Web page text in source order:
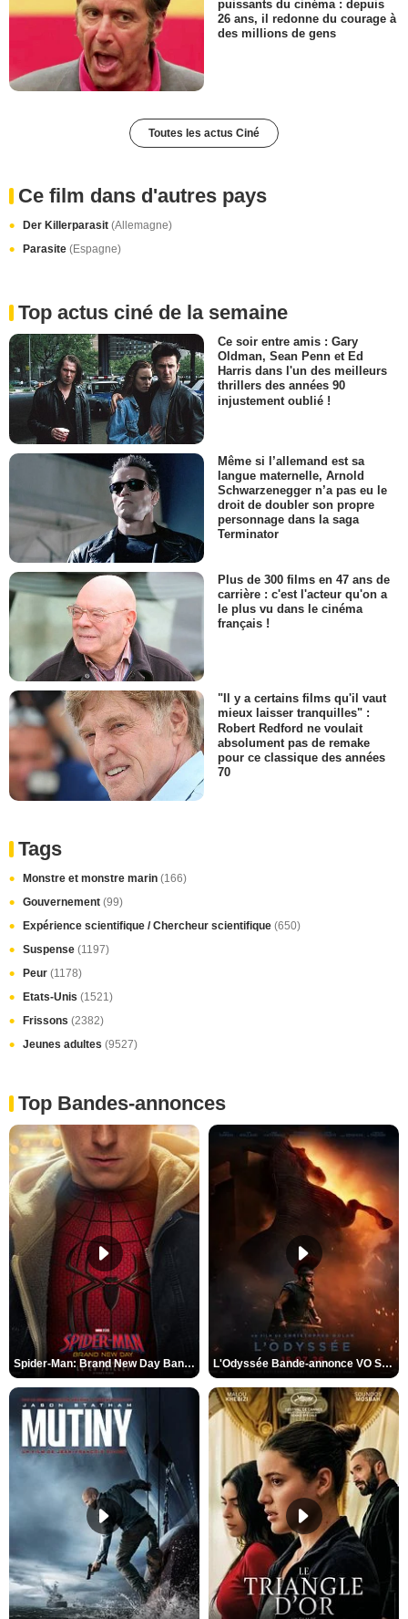
puissants du cinéma : depuis
26 ans, il redonne du courage à
des millions de gens
Toutes les actus Ciné
Ce film dans d'autres pays
Der Killerparasit (Allemagne)
Parasite (Espagne)
Top actus ciné de la semaine
Ce soir entre amis : Gary
Oldman, Sean Penn et Ed
Harris dans l'un des meilleurs
thrillers des années 90
injustement oublié !
Même si l’allemand est sa
langue maternelle, Arnold
Schwarzenegger n’a pas eu le
droit de doubler son propre
personnage dans la saga
Terminator
Plus de 300 films en 47 ans de
carrière : c'est l'acteur qu'on a
le plus vu dans le cinéma
français !
"Il y a certains films qu'il vaut
mieux laisser tranquilles" :
Robert Redford ne voulait
absolument pas de remake
pour ce classique des années
70
Tags
Monstre et monstre marin (166)
Gouvernement (99)
Expérience scientifique / Chercheur scientifique (650)
Suspense (1197)
Peur (1178)
Etats-Unis (1521)
Frissons (2382)
Jeunes adultes (9527)
Top Bandes-annonces
Spider-Man: Brand New Day Bande-annonce VO STFR L'Odyssée Bande-annonce VO STFR